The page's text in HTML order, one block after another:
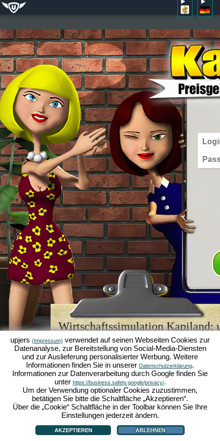
Wirtschaftssimulation Kapiland:
Browsergame-Legende
Kapiland gehört zu den bestenBrowsergames
Retro Gamefür Fans von Wirtschaftssimulationen.
es einst zum "MMO of the Year" gekürt und
strategischenOnline Games . Hier kannst du als
Wirtschaftsimperium aufbauen und in der Welt der
Karriere machen!
upjers (Impressum) verwendet auf seinen Webseiten Cookies zur
Datenanalyse, zur Bereitstellung von Social-Media-Diensten
und zur Auslieferung personalisierter Werbung. Weitere
Informationen finden Sie in unserer Datenschutzerklärung.
Informationen zur Datenverarbeitung durch Google finden Sie
unter https://business.safety.google/privacy/.
Um der Verwendung optionaler Cookies zuzustimmen,
betätigen Sie bitte die Schaltfläche „Akzeptieren“.
Über die „Cookie“ Schaltfläche in der Toolbar können Sie Ihre
Einstellungen jederzeit ändern.
AKZEPTIEREN ABLEHNEN